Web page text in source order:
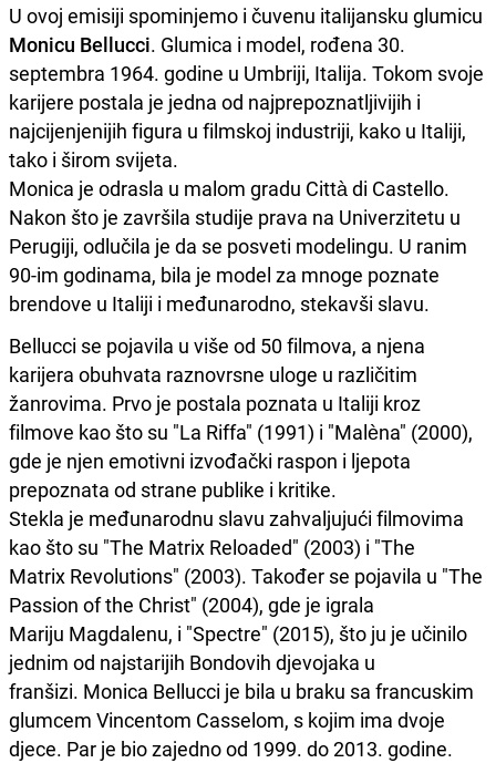
U ovoj emisiji spominjemo i čuvenu italijansku glumicu
Monicu Bellucci. Glumica i model, rođena 30.
septembra 1964. godine u Umbriji, Italija. Tokom svoje
karijere postala je jedna od najprepoznatljivijih i
najcijenjenijih figura u filmskoj industriji, kako u Italiji,
tako i širom svijeta.
Monica je odrasla u malom gradu Città di Castello.
Nakon što je završila studije prava na Univerzitetu u
Perugiji, odlučila je da se posveti modelingu. U ranim
90-im godinama, bila je model za mnoge poznate
brendove u Italiji i međunarodno, stekavši slavu.
Bellucci se pojavila u više od 50 filmova, a njena
karijera obuhvata raznovrsne uloge u različitim
žanrovima. Prvo je postala poznata u Italiji kroz
filmove kao što su "La Riffa" (1991) i "Malèna" (2000),
gde je njen emotivni izvođački raspon i ljepota
prepoznata od strane publike i kritike.
Stekla je međunarodnu slavu zahvaljujući filmovima
kao što su "The Matrix Reloaded" (2003) i "The
Matrix Revolutions" (2003). Također se pojavila u "The
Passion of the Christ" (2004), gde je igrala
Mariju Magdalenu, i "Spectre" (2015), što ju je učinilo
jednim od najstarijih Bondovih djevojaka u
franšizi. Monica Bellucci je bila u braku sa francuskim
glumcem Vincentom Casselom, s kojim ima dvoje
djece. Par je bio zajedno od 1999. do 2013. godine.